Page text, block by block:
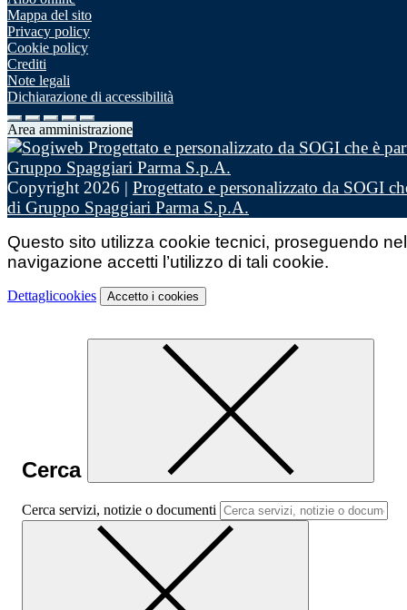
Mappa del sito
Privacy policy
Cookie policy
Crediti
Note legali
Dichiarazione di accessibilità
Area amministrazione
Copyright 2026 | Progettato e personalizzato da SOGI
di Gruppo Spaggiari Parma S.p.A.
Questo sito utilizza cookie tecnici, proseguendo
navigazione accetti l’utilizzo di tali cookie.
Dettaglicookies Accetto i cookies
Cerca
Cerca servizi, notizie o documenti